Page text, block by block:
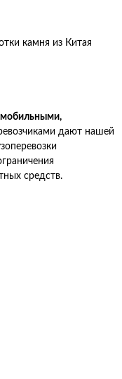
камня из Китая
дают нашей
средств.